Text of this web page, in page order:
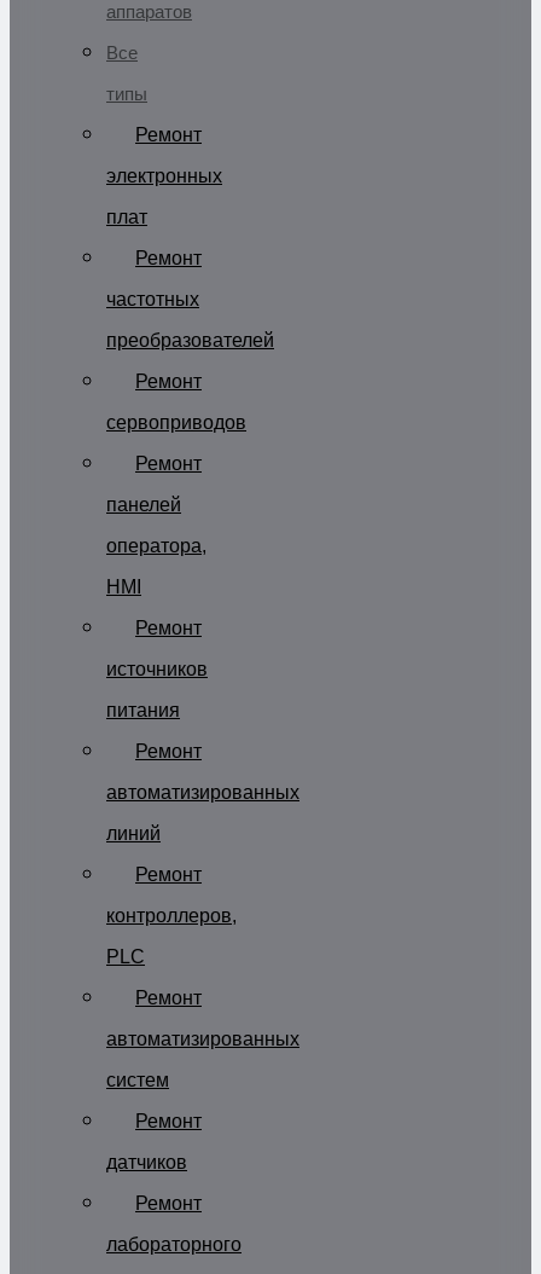
аппаратов
Все
типы
Ремонт
электронных
плат
Ремонт
частотных
преобразователей
Ремонт
сервоприводов
Ремонт
панелей
оператора,
HMI
Ремонт
источников
питания
Ремонт
автоматизированных
линий
Ремонт
контроллеров,
PLC
Ремонт
автоматизированных
систем
Ремонт
датчиков
Ремонт
лабораторного